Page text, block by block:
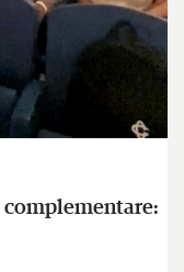
complementare: